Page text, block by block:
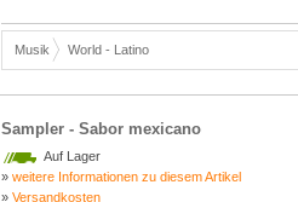
Musik World - Latino
Sampler - Sabor mexicano
Auf Lager
» weitere Informationen zu diesem Artikel
» Versandkosten